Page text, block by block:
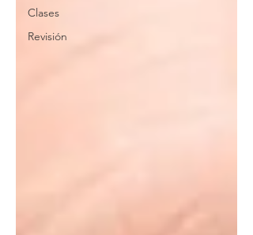
Clases
Revisión